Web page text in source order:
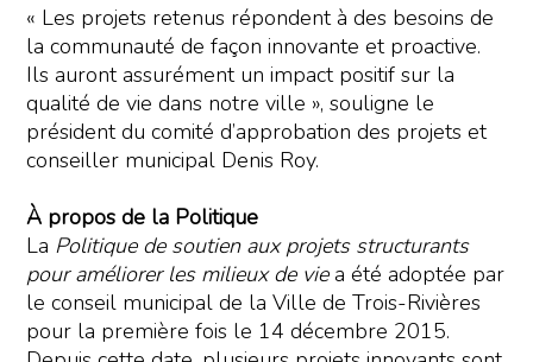
« Les projets retenus répondent à des besoins de
la communauté de façon innovante et proactive.
Ils auront assurément un impact positif sur la
qualité de vie dans notre ville », souligne le
président du comité d’approbation des projets et
conseiller municipal Denis Roy.
À propos de la Politique
La Politique de soutien aux projets structurants
pour améliorer les milieux de viea été adoptée par
le conseil municipal de la Ville de Trois-Rivières
pour la première fois le 14 décembre 2015.